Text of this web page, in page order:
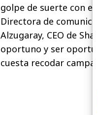
golpe de suerte con el
Directora de
Alzugaray, CEO de
oportuno y ser
cuesta recodar